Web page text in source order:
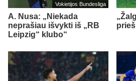
Vokietijos Bundesliga
A. Nusa: „Niekada
neprašiau išvykti iš „RB
Leipzig“ klubo“